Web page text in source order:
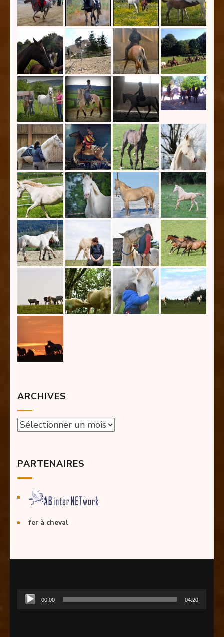
ARCHIVES
Archives
PARTENAIRES
fer à cheval
Lecteur
audio
00:00 04:20